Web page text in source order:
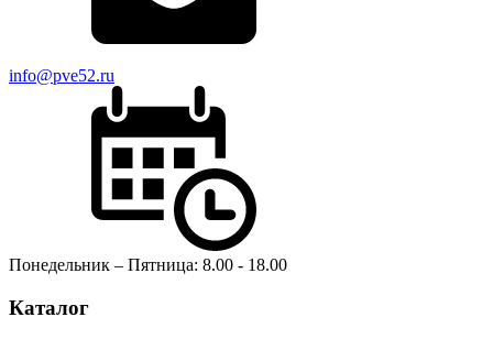
info@pve52.ru
Понедельник – Пятница: 8.00 - 18.00
Каталог